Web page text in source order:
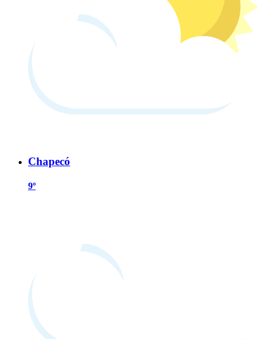
Chapecó
9º